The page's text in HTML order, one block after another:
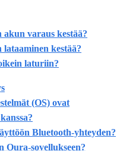
varaus kestää?
kestää?
laturiin?
(OS) ovat
Bluetooth-yhteyden?
sovellukseen?